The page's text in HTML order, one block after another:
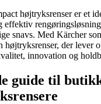
højtryksrenser er et
snavs. Med Kärcher
højtryksrenser, der lever
innovation og
guide til